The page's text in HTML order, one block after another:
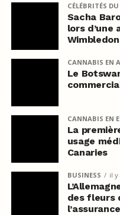
CÉLÉBRITÉS
Sacha
lors d’une
Wimbledon
CANNABIS EN
Le
CANNABIS EN
La
usage
Canaries
BUSINESS il y
des fleurs